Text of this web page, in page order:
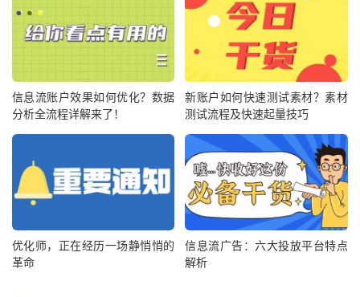
信息流账户效果如何优化？数据
分析全流程详解来了！
新账户如何快速测试素材？素材
测试流程及快速起量技巧
优化师，正在经历一场静悄悄的
革命
信息流广告：六大投放平台特点
解析